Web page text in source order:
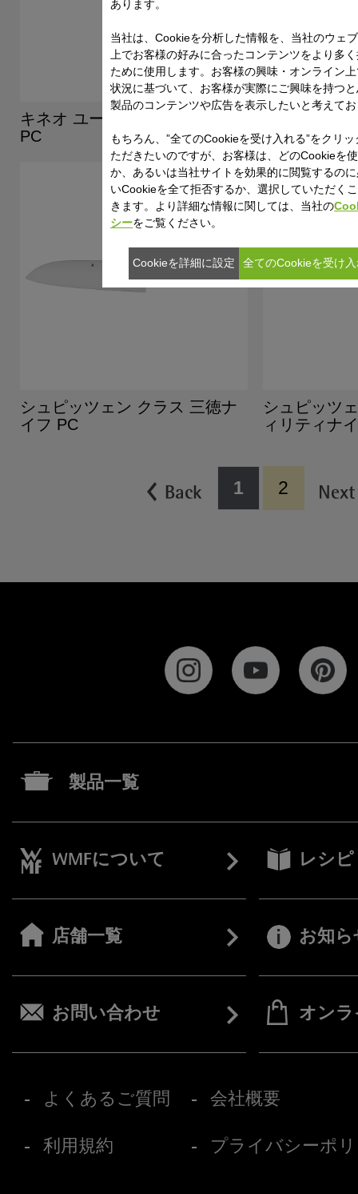
キネオ ユーティリティナイフ
PC
き剤
シュピッツェン クラス 三徳ナ
イフ PC
シュピッツ
ィリティナ
1 2
製品一覧
WMFについて レシピ
店舗一覧 お知ら
お問い合わせ オン
よくあるご質問 会社概要
利用規約 プライバシーポ
あります。
当社は、Cookieを分析した情報を、当社のウェ
上でお客様の好みに合ったコンテンツをより多
ために使用します。お客様の興味・オンライン
状況に基づいて、お客様が実際にご興味を持つ
製品のコンテンツや広告を表示したいと考えて
もちろん、”全てのCookieを受け入れる”をクリ
ただきたいのですが、お客様は、どのCookieを
か、あるいは当社サイトを効果的に閲覧するの
いCookieを全て拒否するか、選択していただく
きます。より詳細な情報に関しては、当社の
シーをご覧ください。
Cookieを詳細に設定 全てのCookieを受け